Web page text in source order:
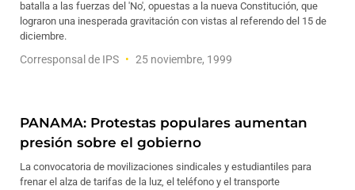
batalla a las fuerzas del 'No', opuestas a la nueva Constitución, que
lograron una inesperada gravitación con vistas al referendo del 15 de
diciembre.
Corresponsal de IPS 25 noviembre, 1999
PANAMA: Protestas populares aumentan
presión sobre el gobierno
La convocatoria de movilizaciones sindicales y estudiantiles para
frenar el alza de tarifas de la luz, el teléfono y el transporte